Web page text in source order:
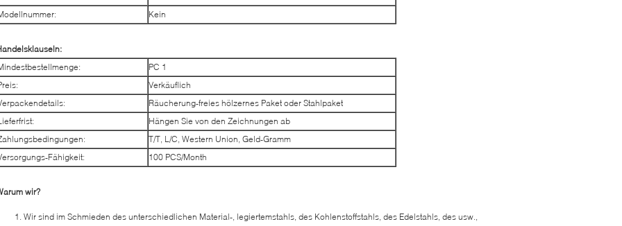
Kein
PC 1
Verkäuflich
Räucherung-freies hölzernes Paket oder Stahlpaket
Hängen Sie von den Zeichnungen ab
T/T, L/C, Western Union, Geld-Gramm
Fähigkeit:
100 PCS/Month
wir?
Wir sind im Schmieden des unterschiedlichen Material-, legiertemstahls, des Kohlenstoffstahls, des Edelstahls, des usw.,